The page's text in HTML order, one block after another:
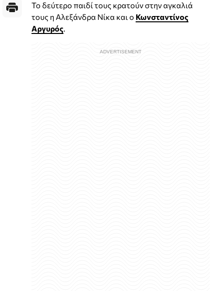
Το δεύτερο παιδί τους κρατούν στην αγκαλιά
τους η Αλεξάνδρα Νίκα και ο Κωνσταντίνος
Αργυρός.